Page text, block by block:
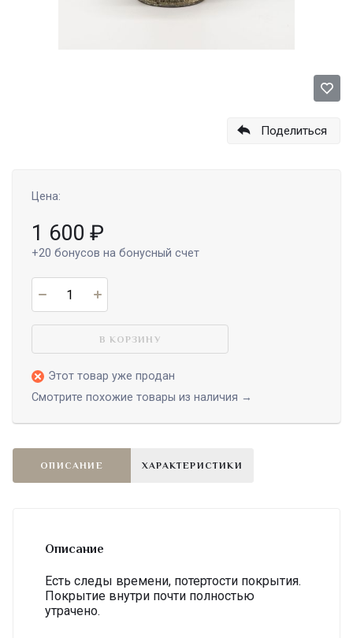
Поделиться
Цена:
1 600 ₽
+20 бонусов на бонусный счет
В КОРЗИНУ
Этот товар уже продан
Смотрите похожие товары из наличия →
ОПИСАНИЕ ХАРАКТЕРИСТИКИ
Описание
Есть следы времени, потертости покрытия.
Покрытие внутри почти полностью
утрачено.